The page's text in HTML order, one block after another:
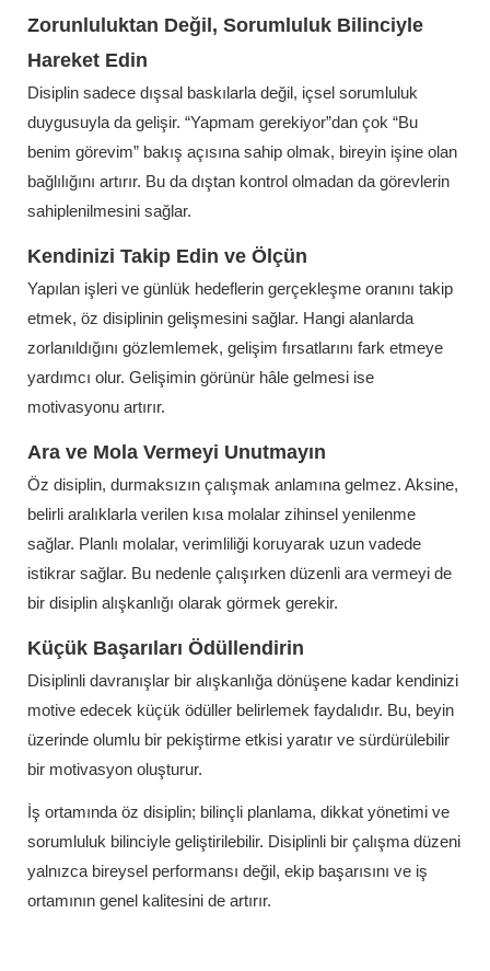
Zorunluluktan Değil, Sorumluluk Bilinciyle
Hareket Edin
Disiplin sadece dışsal baskılarla değil, içsel sorumluluk
duygusuyla da gelişir. “Yapmam gerekiyor”dan çok “Bu
benim görevim” bakış açısına sahip olmak, bireyin işine olan
bağlılığını artırır. Bu da dıştan kontrol olmadan da görevlerin
sahiplenilmesini sağlar.
Kendinizi Takip Edin ve Ölçün
Yapılan işleri ve günlük hedeflerin gerçekleşme oranını takip
etmek, öz disiplinin gelişmesini sağlar. Hangi alanlarda
zorlanıldığını gözlemlemek, gelişim fırsatlarını fark etmeye
yardımcı olur. Gelişimin görünür hâle gelmesi ise
motivasyonu artırır.
Ara ve Mola Vermeyi Unutmayın
Öz disiplin, durmaksızın çalışmak anlamına gelmez. Aksine,
belirli aralıklarla verilen kısa molalar zihinsel yenilenme
sağlar. Planlı molalar, verimliliği koruyarak uzun vadede
istikrar sağlar. Bu nedenle çalışırken düzenli ara vermeyi de
bir disiplin alışkanlığı olarak görmek gerekir.
Küçük Başarıları Ödüllendirin
Disiplinli davranışlar bir alışkanlığa dönüşene kadar kendinizi
motive edecek küçük ödüller belirlemek faydalıdır. Bu, beyin
üzerinde olumlu bir pekiştirme etkisi yaratır ve sürdürülebilir
bir motivasyon oluşturur.
İş ortamında öz disiplin; bilinçli planlama, dikkat yönetimi ve
sorumluluk bilinciyle geliştirilebilir. Disiplinli bir çalışma düzeni
yalnızca bireysel performansı değil, ekip başarısını ve iş
ortamının genel kalitesini de artırır.